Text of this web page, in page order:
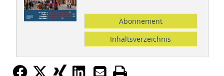
Abonnement
Inhaltsverzeichnis